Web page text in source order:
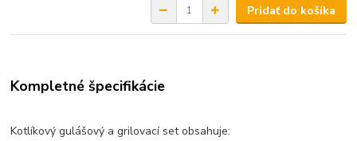
Pridať do košíka
Kompletné špecifikácie
Kotlíkový gulášový a grilovací set obsahuje: